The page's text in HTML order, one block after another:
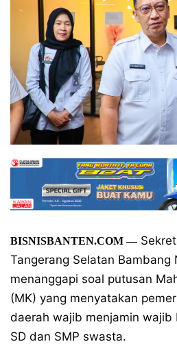
BISNISBANTEN.COM —
Tangerang Selatan Bambang
menanggapi soal putusan
(MK) yang menyatakan
daerah wajib menjamin wajib
SD dan SMP swasta.